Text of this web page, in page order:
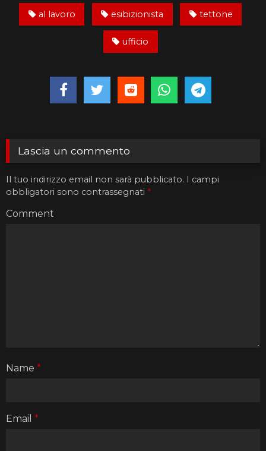
al lavoro esibizionista tettone
ufficio
Lascia un commento
Il tuo indirizzo email non sarà pubblicato. I campi
obbligatori sono contrassegnati *
Comment
Name *
Email *